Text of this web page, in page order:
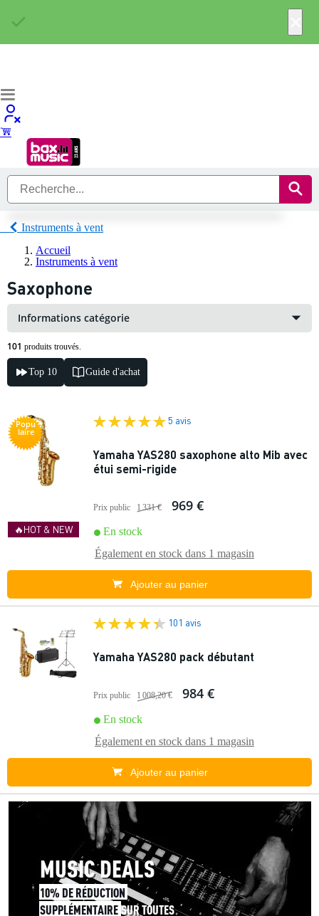
Instruments à vent
Accueil
Instruments à vent
Saxophone
Informations catégorie
101 produits trouvés.
Top 10 Guide d'achat
Popu
laire
🔥HOT & NEW
5 avis
Yamaha YAS280 saxophone alto Mib avec
étui semi-rigide
Prix public 1 331 € 969 €
En stock
Également en stock dans 1 magasin
Ajouter au panier
101 avis
Yamaha YAS280 pack débutant
Prix public 1 008,20 € 984 €
En stock
Également en stock dans 1 magasin
Ajouter au panier